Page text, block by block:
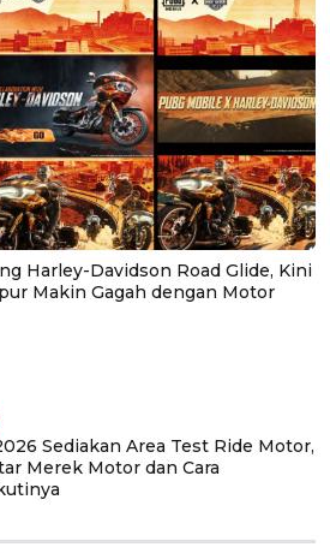
Harley-Davidson Road Glide, Kini
Makin Gagah dengan Motor
Sediakan Area Test Ride Motor,
Merek Motor dan Cara